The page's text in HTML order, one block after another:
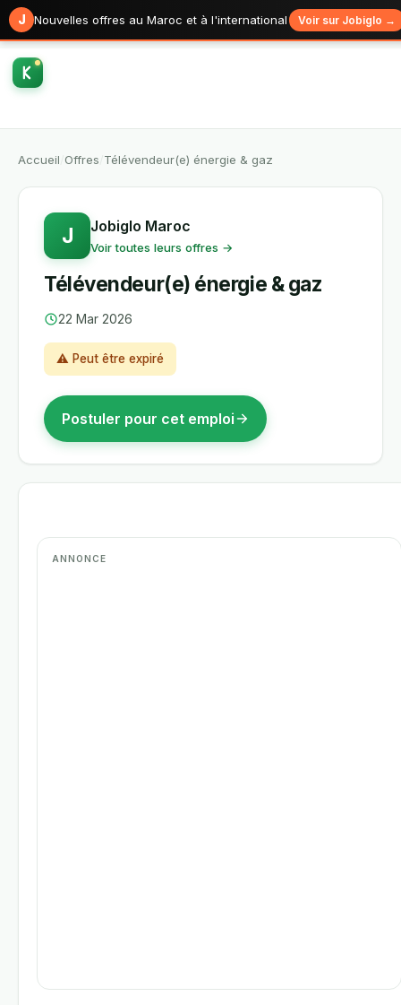
J Nouvelles offres au Maroc et à l'international Voir sur Jobiglo →
Accueil Offres Télévendeur(e) énergie & gaz
J Jobiglo Maroc
Voir toutes leurs offres →
Télévendeur(e) énergie & gaz
22 Mar 2026
⚠ Peut être expiré
Postuler pour cet emploi